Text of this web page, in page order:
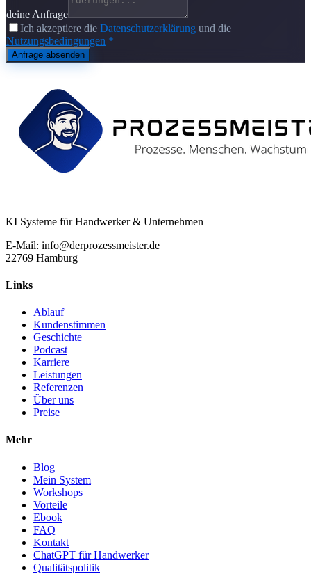
deine Anfrage
Ich akzeptiere die Datenschutzerklärung und die
Nutzungsbedingungen *
Anfrage absenden
KI Systeme für Handwerker & Unternehmen
E-Mail: info@derprozessmeister.de
22769 Hamburg
Links
Ablauf
Kundenstimmen
Geschichte
Podcast
Karriere
Leistungen
Referenzen
Über uns
Preise
Mehr
Blog
Mein System
Workshops
Vorteile
Ebook
FAQ
Kontakt
ChatGPT für Handwerker
Qualitätspolitik